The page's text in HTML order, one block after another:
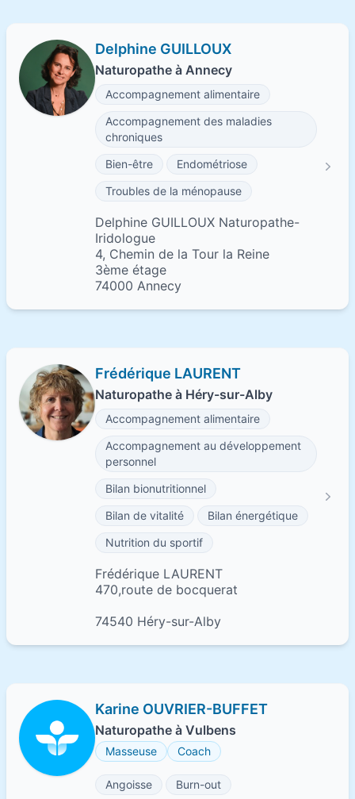
Delphine GUILLOUX
Naturopathe à Annecy
Accompagnement alimentaire
Accompagnement des maladies
chroniques
Bien-être
Endométriose
Troubles de la ménopause
Delphine GUILLOUX Naturopathe-
Iridologue
4, Chemin de la Tour la Reine
3ème étage
74000 Annecy
Frédérique LAURENT
Naturopathe à Héry-sur-Alby
Accompagnement alimentaire
Accompagnement au développement
personnel
Bilan bionutritionnel
Bilan de vitalité
Bilan énergétique
Nutrition du sportif
Frédérique LAURENT
470,route de bocquerat
74540 Héry-sur-Alby
Karine OUVRIER-BUFFET
Naturopathe à Vulbens
Masseuse Coach
Angoisse
Burn-out